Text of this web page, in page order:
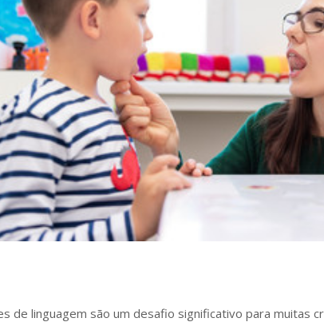
de linguagem são um desafio significativo para muitas